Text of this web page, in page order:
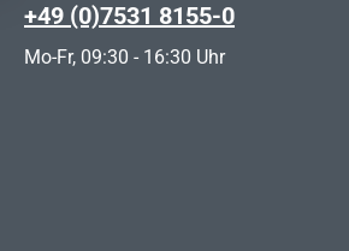
+49 (0)7531 8155-0
Mo-Fr, 09:30 - 16:30 Uhr